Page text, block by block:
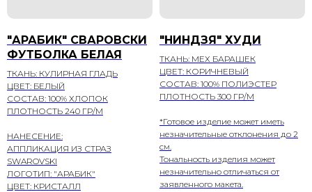
"АРАБИК" СВАРОВСКИ
ФУТБОЛКА БЕЛАЯ
ТКАНЬ: КУЛИРНАЯ ГЛАДЬ
ЦВЕТ: БЕЛЫЙ
СОСТАВ: 100% ХЛОПОК
ПЛОТНОСТЬ 240 ГР/М
НАНЕСЕНИЕ:
АППЛИКАЦИЯ ИЗ СТРАЗ
SWAROVSKI
ЛОГОТИП: "АРАБИК"
ЦВЕТ: КРИСТАЛЛ
"НИНДЗЯ" ХУДИ
ТКАНЬ: МЕХ БАРАШЕК
ЦВЕТ: КОРИЧНЕВЫЙ
СОСТАВ: 100% ПОЛИЭСТЕР
ПЛОТНОСТЬ 300 ГР/М
*Готовое изделие может иметь
незначительные отклонения до 2
см.
Тональность изделия может
незначительно отличаться от
заявленного макета.